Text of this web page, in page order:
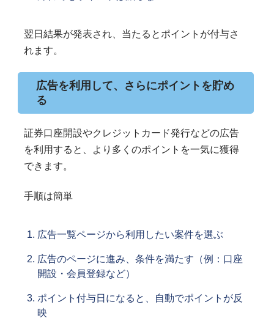
翌日結果が発表され、当たるとポイントが付与さ
れます。
広告を利用して、さらにポイントを貯め
る
証券口座開設やクレジットカード発行などの広告
を利用すると、より多くのポイントを一気に獲得
できます。
手順は簡単
広告一覧ページから利用したい案件を選ぶ
広告のページに進み、条件を満たす（例：口座
開設・会員登録など）
ポイント付与日になると、自動でポイントが反
映